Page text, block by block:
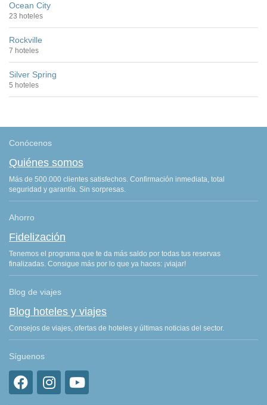
Ocean City
23 hoteles
Rockville
7 hoteles
Silver Spring
5 hoteles
Conócenos
Quiénes somos
Más de 500.000 clientes satisfechos. Confirmación inmediata, total
seguridad y garantía. Sin sorpresas.
Ahorro
Fidelización
Tenemos el programa que te da más saldo por todas tus reservas
finalizadas. Consigue más por lo que ya haces: ¡viajar!
Blog de viajes
Blog hoteles y viajes
Consejos de viajes, ofertas de hoteles y últimas noticias del sector.
Síguenos